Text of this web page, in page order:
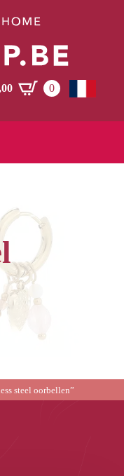
0
steel oorbellen”